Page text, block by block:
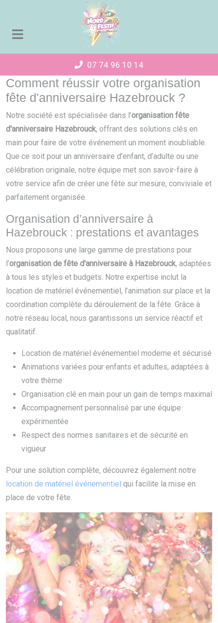
07 74 96 10 14
Comment réussir votre organisation
fête d'anniversaire Hazebrouck ?
Notre société est spécialisée dans l’organisation fête
d'anniversaire Hazebrouck, offrant des solutions clés en
main pour faire de votre événement un moment inoubliable.
Que ce soit pour un anniversaire d’enfant, d’adulte ou une
célébration originale, notre équipe met son savoir-faire à
votre service afin de créer une fête sur mesure, conviviale et
parfaitement organisée.
Organisation d’anniversaire à
Hazebrouck : prestations et avantages
Nous proposons une large gamme de prestations pour
l’organisation de fête d'anniversaire à Hazebrouck, adaptées
à tous les styles et budgets. Notre expertise inclut la
location de matériel événementiel, l’animation sur place et la
coordination complète du déroulement de la fête. Grâce à
notre réseau local, nous garantissons un service réactif et
qualitatif.
Location de matériel événementiel moderne et sécurisé
Animations variées pour enfants et adultes, adaptées à
votre thème
Organisation clé en main pour un gain de temps maximal
Accompagnement personnalisé par une équipe
expérimentée
Respect des normes sanitaires et de sécurité en
vigueur
Pour une solution complète, découvrez également notre
location de matériel événementiel qui facilite la mise en
place de votre fête.
Panneau de gestion des cookies